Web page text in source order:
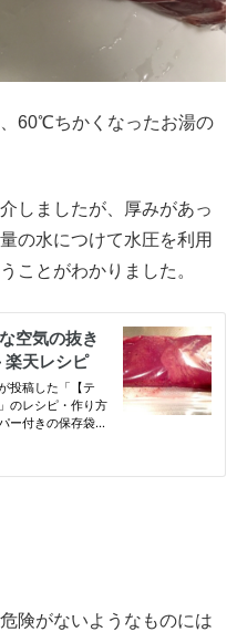
60℃ちかくなったお湯の
しましたが、厚みがあっ
の水につけて水圧を利用
ことがわかりました。
険がないようなものには